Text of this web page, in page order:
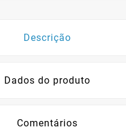
Descrição
Dados do produto
Comentários